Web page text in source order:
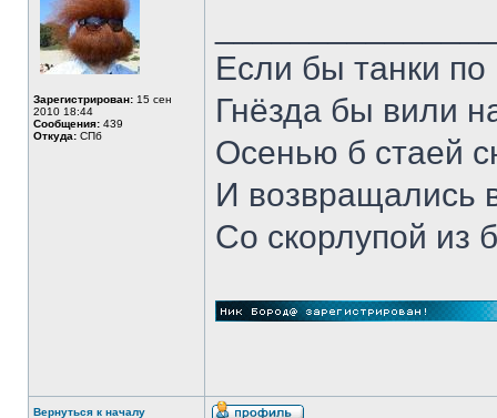
Зарегистрирован: 15 сен
2010 18:44
Сообщения: 439
Откуда: СПб
Если бы танки по
Гнёзда бы вили
Осенью б стаей
И возвращались
Со скорлупой из
Вернуться к началу